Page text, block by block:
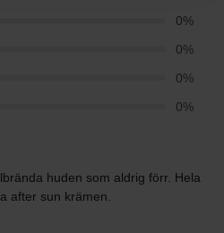
0%
0%
0%
0%
huden som aldrig förr. Hela
after sun krämen.